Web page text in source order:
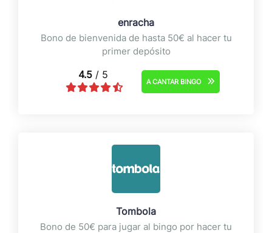
enracha
Bono de bienvenida de hasta 50€ al hacer tu
primer depósito
4.5 / 5
A CANTAR BINGO
Tombola
Bono de 50€ para jugar al bingo por hacer tu